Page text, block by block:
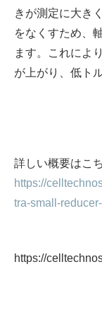
きが測定に大き
をなくすため、
ます。これによ
が上がり、低ト
詳しい概要はこ
https://
tra-small-
https://